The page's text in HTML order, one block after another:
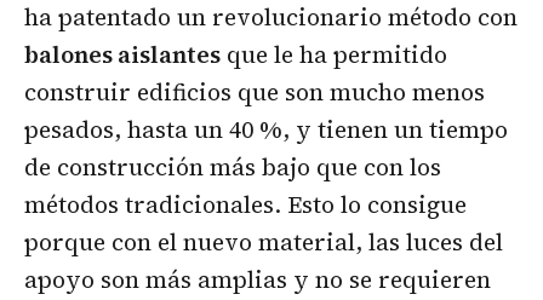
ha patentado un revolucionario método con
balones aislantes que le ha permitido
construir edificios que son mucho menos
pesados, hasta un 40 %, y tienen un tiempo
de construcción más bajo que con los
métodos tradicionales. Esto lo consigue
porque con el nuevo material, las luces del
apoyo son más amplias y no se requieren